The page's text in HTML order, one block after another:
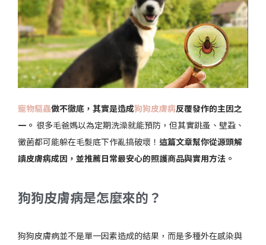
寵物驅蟲做不徹底，其實是造成狗狗皮膚病反覆發作的主因之
一。 很多毛爸媽以為定期洗澡就能預防，但其實跳蚤、壁蝨、
黴菌都可能躲在毛髮底下作亂搞破壞！ 這篇文章幫你從源頭解
讀皮膚病成因，並推薦日常最安心的照護商品與實用方法。
狗狗皮膚病是怎麼來的？
狗狗皮膚病並不是單一因素造成的結果，而是多種外在感染與